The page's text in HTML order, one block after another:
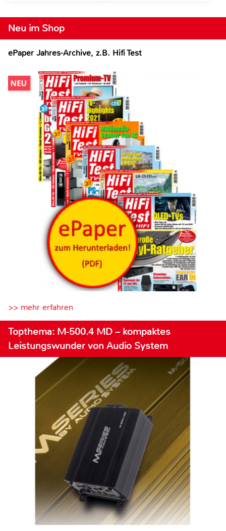
Neu im Shop
ePaper Jahres-Archive, z.B. Hifi Test
>> mehr erfahren
Topthema: M-500.4 MD – kompaktes
Leistungswunder von Audio System